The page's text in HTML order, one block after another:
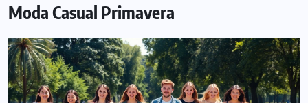
Moda Casual Primavera